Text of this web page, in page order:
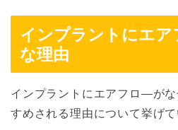
インプラントにエ
な理由
インプラントにエアフロ―が
すめされる理由について挙げて